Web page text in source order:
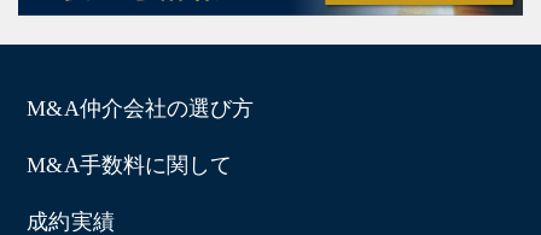
M&A仲介会社の選び方
M&A手数料に関して
成約実績